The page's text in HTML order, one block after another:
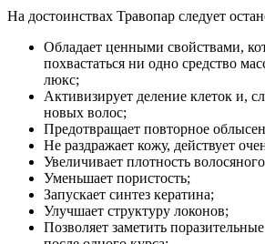
На достоинствах Травопар следует
Обладает ценными свойствами,
похвастаться ни одно средство
люкс;
Активизирует деление клеток и,
новых волос;
Предотвращает повторное
Не раздражает кожу, действует
Увеличивает плотность
Уменьшает пористость;
Запускает синтез кератина;
Улучшает структуру локонов;
Позволяет заметить